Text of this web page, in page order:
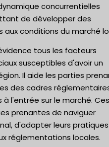
concurrentielles
de développer des
conditions du marché
tous les facteurs
susceptibles d'avoir un
Il aide les parties
des cadres
l'entrée sur le marché. Ces
prenantes de naviguer
d'adapter leurs pratiques
réglementations locales.